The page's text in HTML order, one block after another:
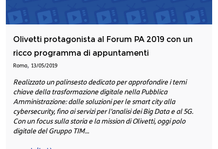
Olivetti protagonista al Forum PA 2019 con un
ricco programma di appuntamenti
Roma, 13/05/2019
Realizzato un palinsesto dedicato per approfondire i temi
chiave della trasformazione digitale nella Pubblica
Amministrazione: dalle soluzioni per le smart city alla
cybersecurity, fino ai servizi per l’analisi dei Big Data e al 5G.
Con un focus sulla storia e la mission di Olivetti, oggi polo
digitale del Gruppo TIM...